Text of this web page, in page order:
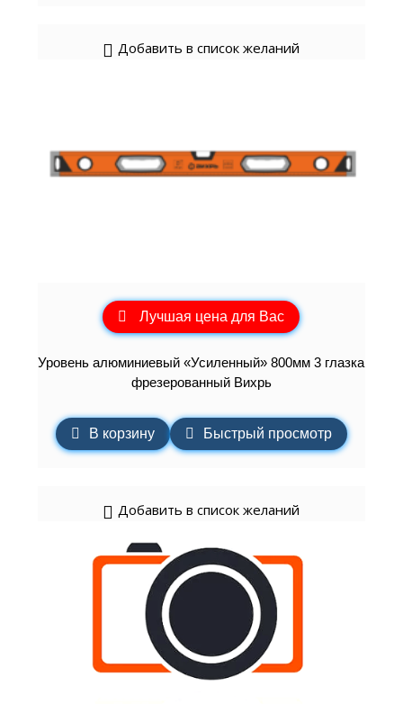
Добавить в список желаний
Лучшая цена для Вас
Уровень алюминиевый «Усиленный» 800мм 3 глазка
фрезерованный Вихрь
В корзину Быстрый просмотр
Добавить в список желаний